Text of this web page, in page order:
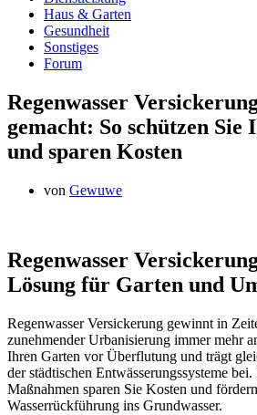
Haus & Garten
Gesundheit
Sonstiges
Forum
Regenwasser
gemacht: So schützen Sie
und sparen Kosten
von Gewuwe
Regenwasser
Lösung für Garten und
Regenwasser Versickerung gewinnt in
zunehmender Urbanisierung immer mehr
Ihren Garten vor Überflutung und trägt
der städtischen Entwässerungssysteme
Maßnahmen sparen Sie Kosten und
Wasserrückführung ins Grundwasser.